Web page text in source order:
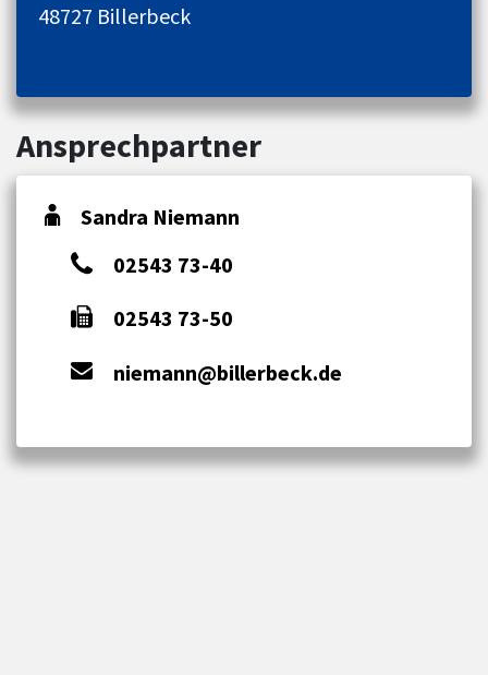
48727 Billerbeck
Ansprechpartner
Sandra Niemann
02543 73-40
02543 73-50
niemann@billerbeck.de